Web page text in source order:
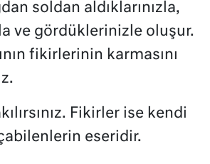
soldan aldıklarınızla,
ve gördüklerinizle oluşur.
fikirlerinin karmasını
Fikirler ise kendi
eseridir.